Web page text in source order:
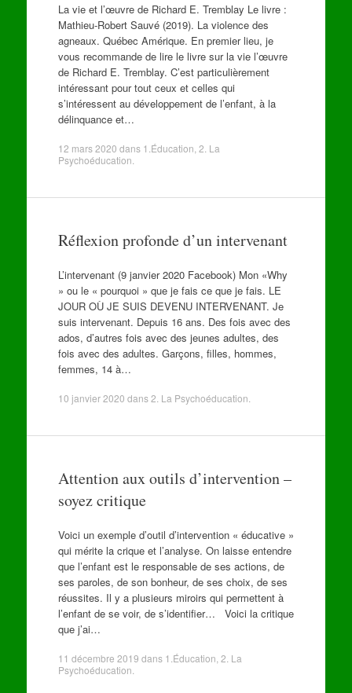
La vie et l’œuvre de Richard E. Tremblay Le livre :
Mathieu-Robert Sauvé (2019). La violence des
agneaux. Québec Amérique. En premier lieu, je
vous recommande de lire le livre sur la vie l’œuvre
de Richard E. Tremblay. C’est particulièrement
intéressant pour tout ceux et celles qui
s’intéressent au développement de l’enfant, à la
délinquance et…
12 mars 2020 dans 1.Éducation 2. La
Psychoéducation
Réflexion profonde d’un intervenant
L’intervenant (9 janvier 2020 Facebook) Mon «Why
» ou le « pourquoi » que je fais ce que je fais. LE
JOUR OÙ JE SUIS DEVENU INTERVENANT. Je
suis intervenant. Depuis 16 ans. Des fois avec des
ados, d’autres fois avec des jeunes adultes, des
fois avec des adultes. Garçons, filles, hommes,
femmes, 14 à…
10 janvier 2020 dans2. La Psychoéducation
Attention aux outils d’intervention –
soyez critique
Voici un exemple d’outil d’intervention « éducative »
qui mérite la crique et l’analyse. On laisse entendre
que l’enfant est le responsable de ses actions, de
ses paroles, de son bonheur, de ses choix, de ses
réussites. Il y a plusieurs miroirs qui permettent à
l’enfant de se voir, de s’identifier… Voici la critique
que j’ai…
11 décembre 2019 dans 1.Éducation 2. La
Psychoéducation